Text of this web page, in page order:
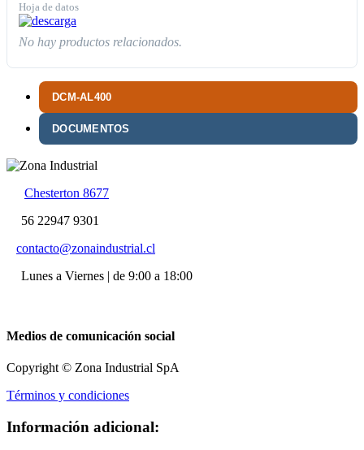
DCM-AL400
DOCUMENTOS
Hoja de datos
No hay productos relacionados.
Chesterton 8677
56 22947 9301
contacto@zonaindustrial.cl
Lunes a Viernes | de 9:00 a 18:00
Medios de comunicación social
Copyright © Zona Industrial SpA
Términos y condiciones
Información adicional: